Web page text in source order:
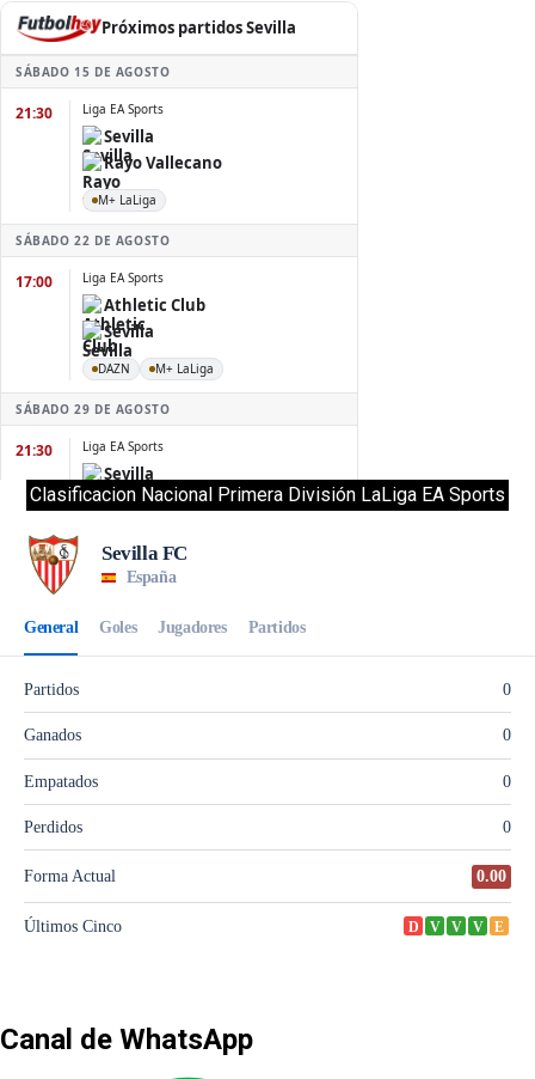
Clasificacion Nacional Primera División LaLiga EA Sports
Canal de WhatsApp